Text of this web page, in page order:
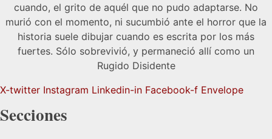
cuando, el grito de aquél que no pudo adaptarse. No
murió con el momento, ni sucumbió ante el horror que la
historia suele dibujar cuando es escrita por los más
fuertes. Sólo sobrevivió, y permaneció allí como un
Rugido Disidente
X-twitter Instagram Linkedin-in Facebook-f Envelope
Secciones